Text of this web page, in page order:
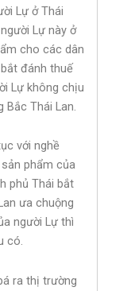
Lự ở Thái
Lự này ở
cho các dân
đánh thuế
Lự không chịu
Thái Lan.
với nghề
phẩm của
phủ Thái bắt
ưa chuộng
người Lự thì
có.
ra thị trường